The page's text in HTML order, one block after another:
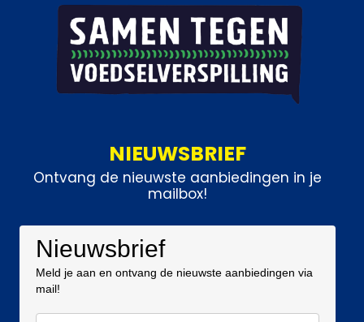
NIEUWSBRIEF
Ontvang de nieuwste aanbiedingen in je
mailbox!
Nieuwsbrief
Meld je aan en ontvang de nieuwste aanbiedingen via
mail!